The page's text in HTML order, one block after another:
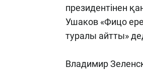
президентінен
Ушаков «Фицо
туралы айтты»
Владимир